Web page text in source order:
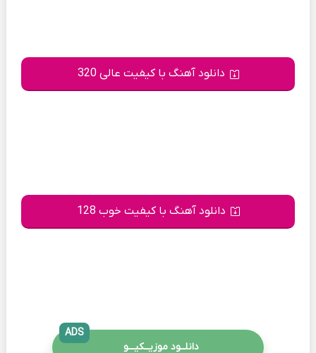
دانلود آهنگ با کیفیت عالی 320
دانلود آهنگ با کیفیت خوب 128
دانلــود موزیــکیـــو
ADS